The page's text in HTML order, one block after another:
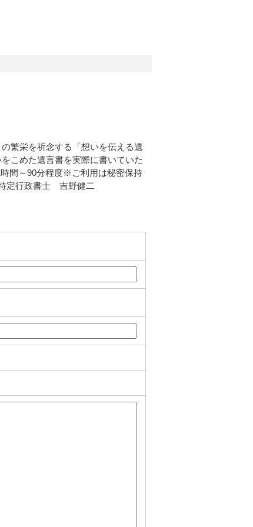
繁栄を祈念する「想いを伝える遺
こめた遺言書を実際に書いていた
間～90分程度※ご利用は秘密保持
定行政書士 吉野健二